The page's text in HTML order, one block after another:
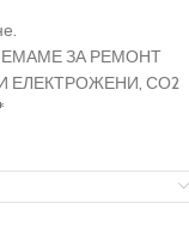
ЗА РЕМОНТ
ЕЛЕКТРОЖЕНИ, СО2